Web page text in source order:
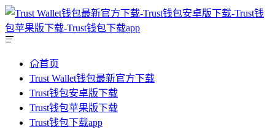
首页
Trust Wallet钱包最新官方下载
Trust钱包安卓版下载
Trust钱包苹果版下载
Trust钱包下载app